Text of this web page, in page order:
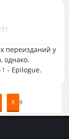
переизданий у
однако.
- Epilogue.
8 9